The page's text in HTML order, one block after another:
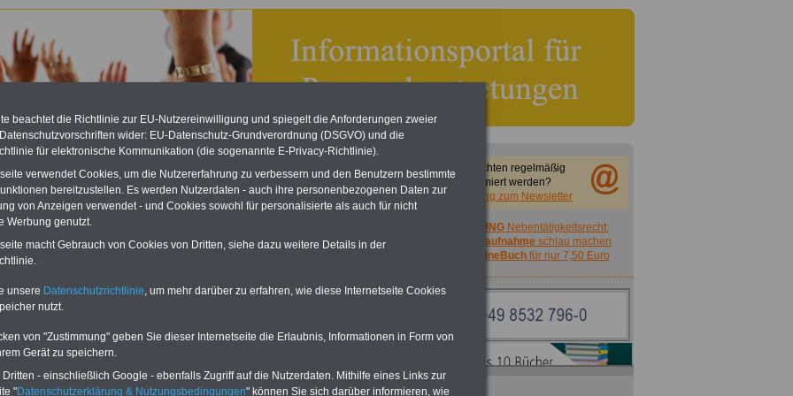
Schleswig-Holstein (MBG Schl.-H.): § 92
und Richter, Staatsanwältinnen und Staatsanwälte
ÖD neu aufgelegt
Oktober 2025 neu aufgelegt. Mit
allen Entgelttabellen für
sowie den
Auszubildendenvergütungen,
Sie möchten regelmäßig
informiert werden?
Anmeldung zum Newsletter
ACHTUNGNebentätigkeitsrecht:
vor Jobaufnahme schlau machen
OnlineBuchfür nur 7,50 Euro
beachtet die Richtlinie zur EU-Nutzereinwilligung und spiegelt die Anforderungen zweier
wider: EU-Datenschutz-Grundverordnung (DSGVO) und die
für elektronische Kommunikation (die sogenannte E-Privacy-Richtlinie).
verwendet Cookies, um die Nutzererfahrung zu verbessern und den Benutzern bestimmte
bereitzustellen. Es werden Nutzerdaten - auch ihre personenbezogenen Daten zur
von Anzeigen verwendet - und Cookies sowohl für personalisierte als auch für nicht
Werbung genutzt.
macht Gebrauch von Cookies von Dritten, siehe dazu weitere Details in der
unsere Datenschutzrichtlinie, um mehr darüber zu erfahren, wie diese Internetseite Cookies
nutzt.
von "Zustimmung" geben Sie dieser Internetseite die Erlaubnis, Informationen in Form von
Gerät zu speichern.
- einschließlich Google - ebenfalls Zugriff auf die Nutzerdaten. Mithilfe eines Links zur
"Datenschutzerklärung & Nutzungsbedingungen" können Sie sich darüber informieren, wie